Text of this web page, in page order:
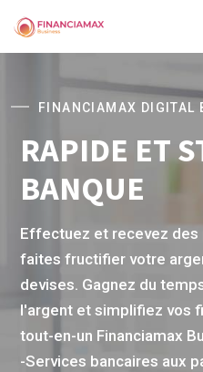
FINANCIAMAX DIGITAL
ET
et recevez des
fructifier votre argent
Gagnez du temps,
simplifiez vos finances
Financiamax Business.